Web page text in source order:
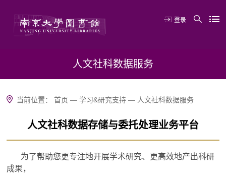
登录
人文社科数据服务
当前位置：首页 —学习&研究支持 — 人文社科数据服务
人文社科数据存储与委托处理业务平台
为了帮助您更专注地开展学术研究、更高效地产出科研
成果，